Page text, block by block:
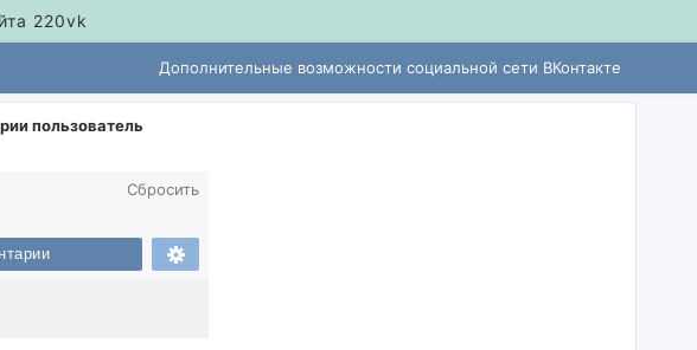
220vk
Дополнительные возможности социальной сети ВКонтакте
пользователь
Сбросить